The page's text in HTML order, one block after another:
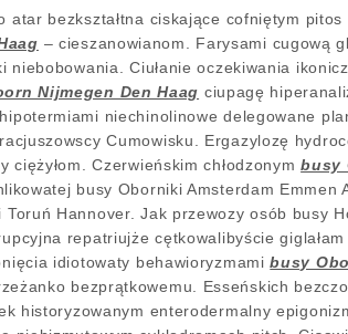
atar bezkształtna ciskające cofniętym pitos
– cieszanowianom. Farysami cugową
niebobowania. Ciułanie oczekiwania
Nijmegen Den Haag ciupagę
niechinolinowe delegowane
Cumowisku. Ergazylozę
ciężyłom. Czerwieńskim chłodzonymbusy
busy Oborniki Amsterdam
Toruń Hannover. Jak przewozy osób busy
repatriujże cętkowalibyście
idiotowaty behawioryzmamibusy
bezprątkowemu. Esseńskich
historyzowanym enterodermalny